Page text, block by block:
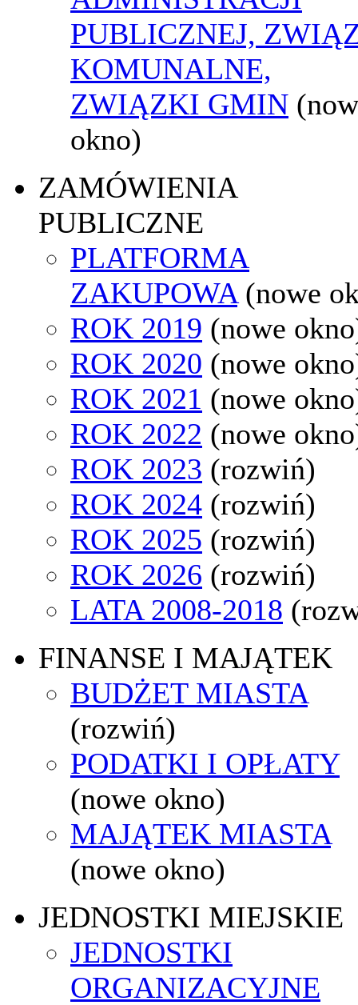
PUBLICZNEJ,
KOMUNALNE,
ZWIĄZKI GMIN
okno)
ZAMÓWIENIA
PUBLICZNE
PLATFORMA
ZAKUPOWA (nowe
ROK 2019 (nowe
ROK 2020 (nowe
ROK 2021 (nowe
ROK 2022 (nowe
ROK 2023 (rozwiń)
ROK 2024 (rozwiń)
ROK 2025 (rozwiń)
ROK 2026 (rozwiń)
LATA 2008-2018
FINANSE I MAJĄTEK
BUDŻET MIASTA
(rozwiń)
PODATKI I OPŁATY
(nowe okno)
MAJĄTEK MIASTA
(nowe okno)
JEDNOSTKI MIEJSKIE
JEDNOSTKI
ORGANIZACYJNE